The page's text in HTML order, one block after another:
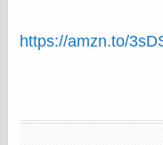
https://amzn.to/